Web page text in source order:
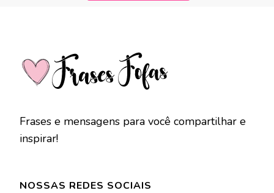
Frases e mensagens para você compartilhar e
inspirar!
NOSSAS REDES SOCIAIS